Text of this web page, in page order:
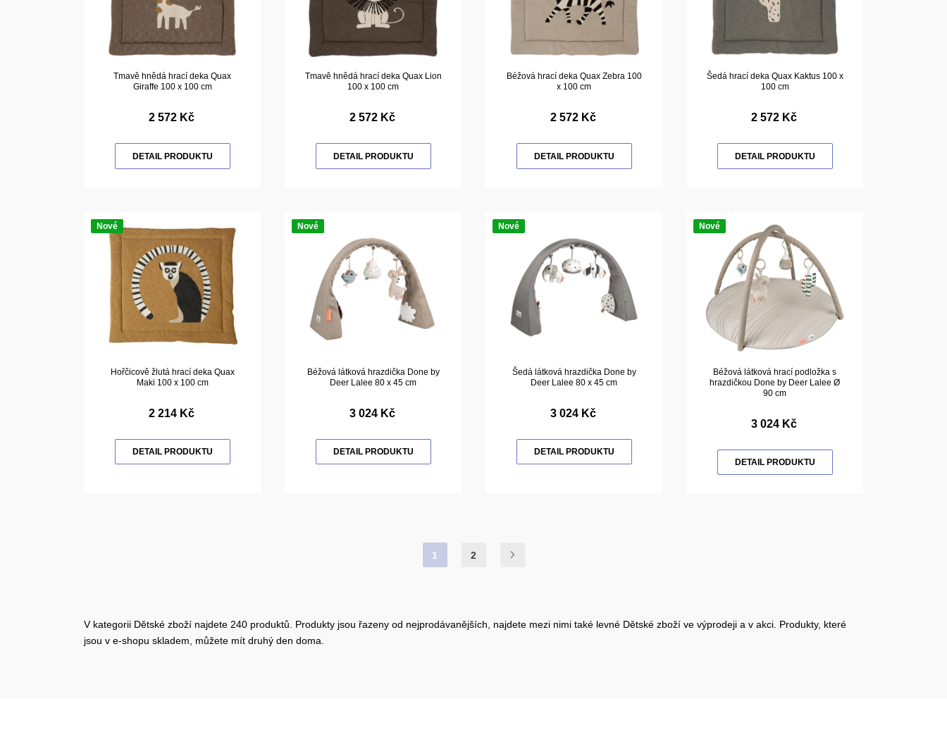
Tmavě hnědá hrací deka Quax
Giraffe 100 x 100 cm
2 572 Kč
DETAIL PRODUKTU
Tmavě hnědá hrací deka Quax Lion
100 x 100 cm
2 572 Kč
DETAIL PRODUKTU
Béžová hrací deka Quax Zebra 100
x 100 cm
2 572 Kč
DETAIL PRODUKTU
Šedá hrací deka Quax Kaktus 100 x
100 cm
2 572 Kč
DETAIL PRODUKTU
Nové
Hořčicově žlutá hrací deka Quax
Maki 100 x 100 cm
2 214 Kč
DETAIL PRODUKTU
Nové
Béžová látková hrazdička Done by
Deer Lalee 80 x 45 cm
3 024 Kč
DETAIL PRODUKTU
Nové
Šedá látková hrazdička Done by
Deer Lalee 80 x 45 cm
3 024 Kč
DETAIL PRODUKTU
Nové
Béžová látková hrací podložka s
hrazdičkou Done by Deer Lalee Ø
90 cm
3 024 Kč
DETAIL PRODUKTU
1 2
V kategorii Dětské zboží najdete 240 produktů. Produkty jsou řazeny od nejprodávanějších, najdete mezi nimi také levné Dětské zboží ve výprodeji a v akci. Produkty, které
jsou v e-shopu skladem, můžete mít druhý den doma.